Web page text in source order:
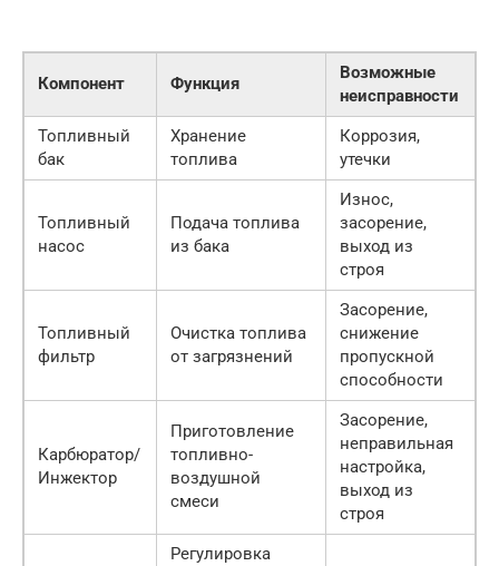
Компонент Функция
Возможные
неисправности
Топливный
бак
Хранение
топлива
Коррозия,
утечки
Топливный
насос
Подача топлива
из бака
Износ,
засорение,
выход из
строя
Топливный
фильтр
Очистка топлива
от загрязнений
Засорение,
снижение
пропускной
способности
Карбюратор/
Инжектор
Приготовление
топливно-
воздушной
смеси
Засорение,
неправильная
настройка,
выход из
строя
Регулировка